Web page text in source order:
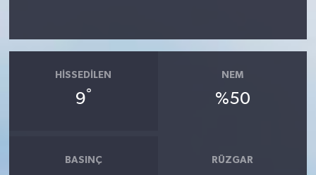
HISSEDILEN
9°
NEM
%50
BASINÇ RÜZGAR